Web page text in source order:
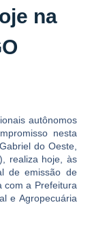
na
autônomos
nesta
do Oeste,
realiza hoje, às
de emissão de
com a Prefeitura
e Agropecuária